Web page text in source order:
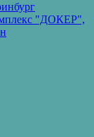
"ДОКЕР",